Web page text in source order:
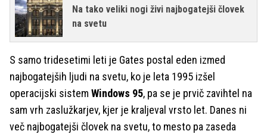
Na tako veliki nogi živi najbogatejši človek
na svetu
S samo tridesetimi leti je Gates postal eden izmed
najbogatejših ljudi na svetu, ko je leta 1995 izšel
operacijski sistem Windows 95, pa se je prvič zavihtel na
sam vrh zaslužkarjev, kjer je kraljeval vrsto let. Danes ni
več najbogatejši človek na svetu, to mesto pa zaseda